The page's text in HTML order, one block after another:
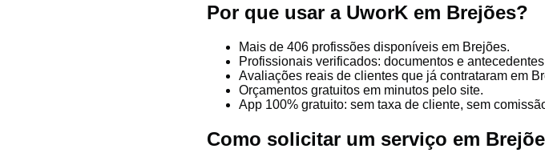
Por que usar a UworK em Brejões?
Mais de 406 profissões disponíveis em Brejões.
Profissionais verificados: documentos e
Avaliações reais de clientes que já contrataram em
Orçamentos gratuitos em minutos pelo site.
App 100% gratuito: sem taxa de cliente, sem
Como solicitar um serviço em